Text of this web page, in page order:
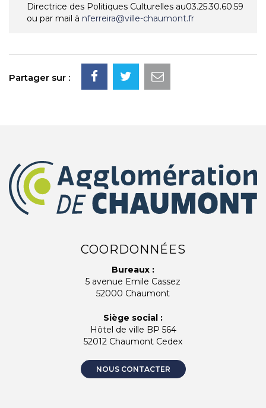
Directrice des Politiques Culturelles au03.25.30.60.59
ou par mail à nferreira@ville-chaumont.fr
Partager sur :
COORDONNÉES
Bureaux :
5 avenue Emile Cassez
52000 Chaumont
Siège social :
Hôtel de ville BP 564
52012 Chaumont Cedex
NOUS CONTACTER